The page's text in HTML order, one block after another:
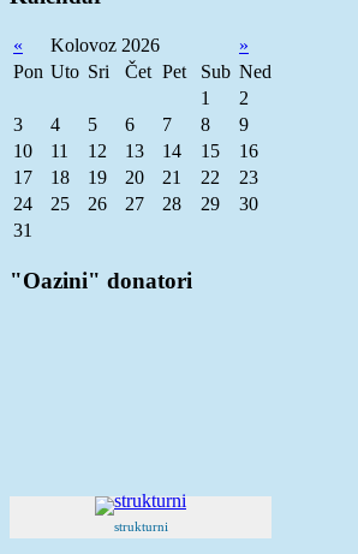
« Kolovoz 2026
»
Pon Uto Sri Čet Pet Sub Ned
1
2
3
4 5 6 7 8
9
10
11 12 13 14 15
16
17
18 19 20 21 22
23
24
25 26 27 28 29
30
31
"Oazini" donatori
strukturni